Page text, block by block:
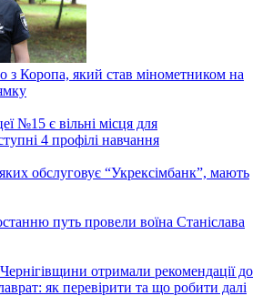
з Коропа, який став мінометником на
№15 є вільні місця для
4 профілі навчання
обслуговує “Укрексімбанк”, мають
путь провели воїна Станіслава
Чернігівщини отримали рекомендації до
як перевірити та що робити далі